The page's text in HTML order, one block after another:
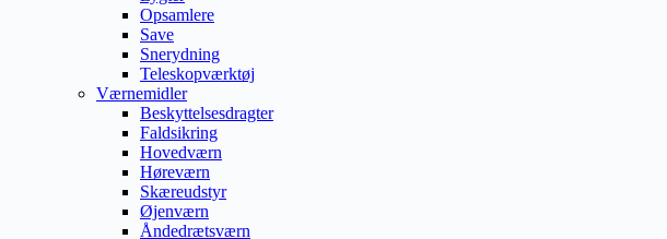
Opsamlere
Save
Snerydning
Teleskopværktøj
Værnemidler
Beskyttelsesdragter
Faldsikring
Hovedværn
Høreværn
Skæreudstyr
Øjenværn
Åndedrætsværn